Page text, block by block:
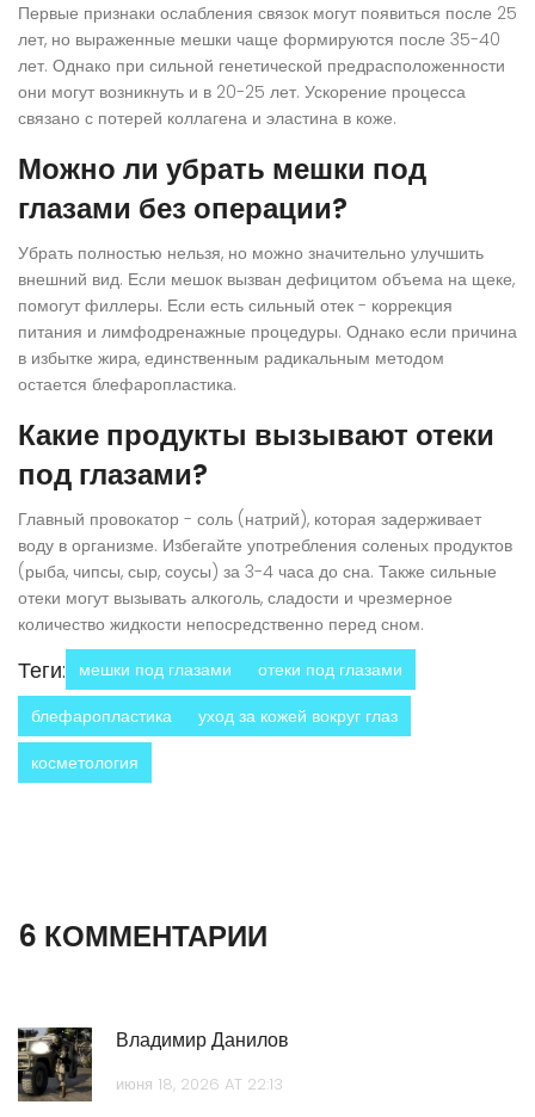
Первые признаки ослабления связок могут появиться после 25
лет, но выраженные мешки чаще формируются после 35-40
лет. Однако при сильной генетической предрасположенности
они могут возникнуть и в 20-25 лет. Ускорение процесса
связано с потерей коллагена и эластина в коже.
Можно ли убрать мешки под
глазами без операции?
Убрать полностью нельзя, но можно значительно улучшить
внешний вид. Если мешок вызван дефицитом объема на щеке,
помогут филлеры. Если есть сильный отек - коррекция
питания и лимфодренажные процедуры. Однако если причина
в избытке жира, единственным радикальным методом
остается блефаропластика.
Какие продукты вызывают отеки
под глазами?
Главный провокатор - соль (натрий), которая задерживает
воду в организме. Избегайте употребления соленых продуктов
(рыба, чипсы, сыр, соусы) за 3-4 часа до сна. Также сильные
отеки могут вызывать алкоголь, сладости и чрезмерное
количество жидкости непосредственно перед сном.
Теги: мешки под глазами
отеки под глазами
блефаропластика
уход за кожей вокруг глаз
косметология
6 КОММЕНТАРИИ
Владимир Данилов
июня 18, 2026 AT 22:13